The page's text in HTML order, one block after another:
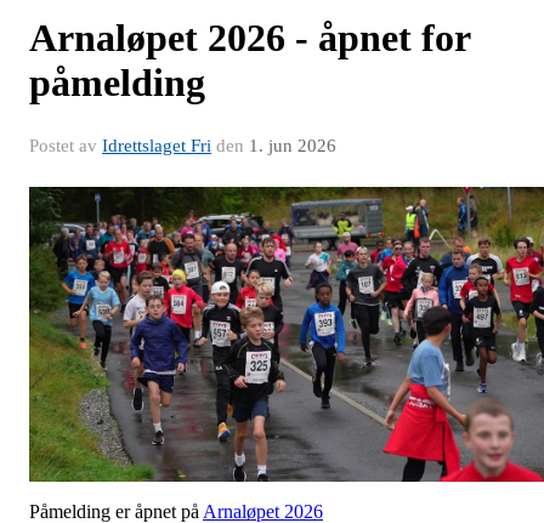
Arnaløpet 2026 - åpnet for
påmelding
Postet av Idrettslaget Fri den 1. jun 2026
Påmelding er åpnet på Arnaløpet 2026